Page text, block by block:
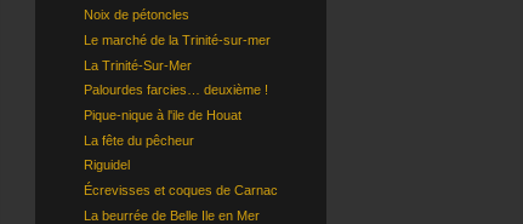
Noix de pétoncles
Le marché de la Trinité-sur-mer
La Trinité-Sur-Mer
Palourdes farcies… deuxième !
Pique-nique à l'ile de Houat
La fête du pêcheur
Riguidel
Écrevisses et coques de Carnac
La beurrée de Belle Ile en Mer